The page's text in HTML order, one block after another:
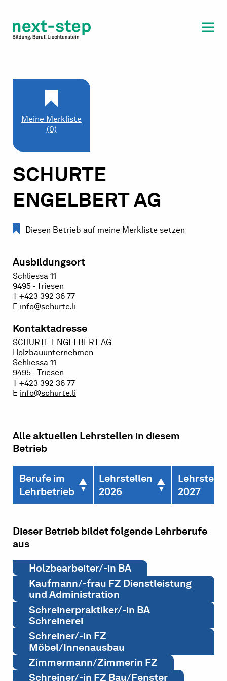
Beratung & Unterstützung
SCHURTE
ENGELBERT AG
Diesen Betrieb auf meine Merkliste setzen
Ausbildungsort
Schliessa 11
9495 - Triesen
T +423 392 36 77
E info@schurte.li
Kontaktadresse
SCHURTE ENGELBERT AG
Holzbauunternehmen
Schliessa 11
9495 - Triesen
T +423 392 36 77
E info@schurte.li
Meine Merkliste
(0)
Alle aktuellen Lehrstellen in diesem
Betrieb
Berufe im
Lehrbetrieb
Lehrstellen
2026
2027
Dieser Betrieb bildet folgende Lehrberufe
aus
Holzbearbeiter/-in BA
Kaufmann/-frau FZ Dienstleistung
und Administration
Schreinerpraktiker/-in BA
Schreinerei
Schreiner/-in FZ
Möbel/Innenausbau
Zimmermann/Zimmerin FZ
Schreiner/-in FZ Bau/Fenster